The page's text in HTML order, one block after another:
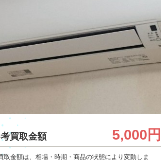
買取金額 5,000円
取金額は、相場・時期・商品の状態により変動しま